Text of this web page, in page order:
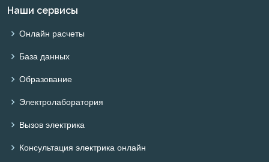
Наши сервисы
Онлайн расчеты
База данных
Образование
Электролаборатория
Вызов электрика
Консультация электрика онлайн